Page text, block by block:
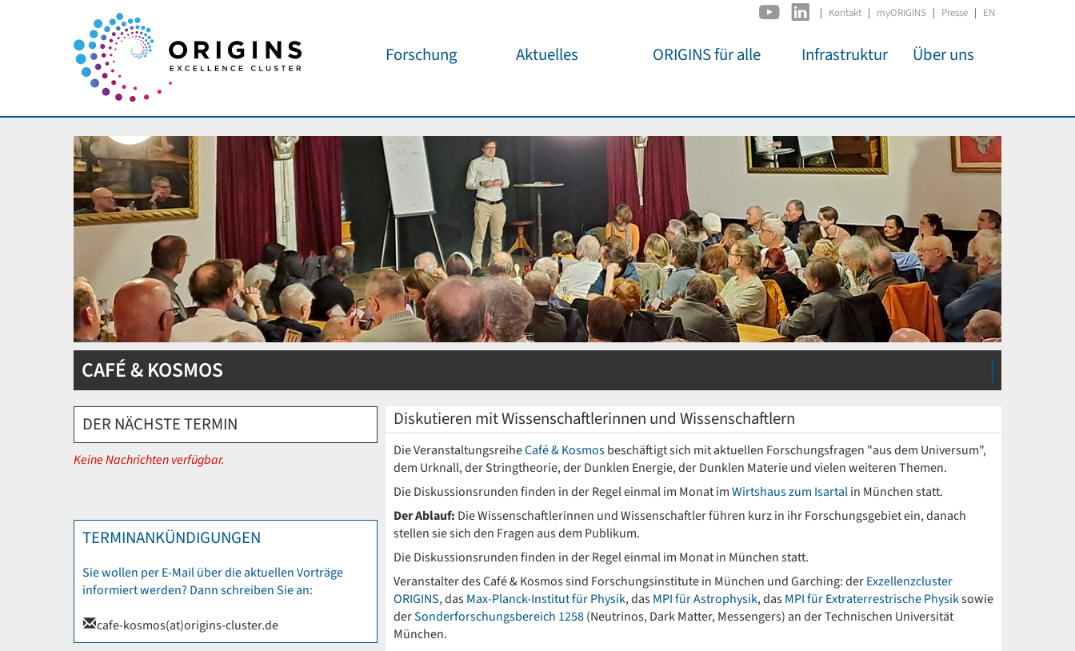
| Kontakt myORIGINS Presse EN
Forschung
Workshop-Support
Seed-Projekte
Forschungspartner
Publikationen
Aktuelles
Events
Wichtige Termine
ORIGINS für alle
Café & Kosmos
Kosmisches Kino
Wissenschaft für
Jedermann
Für Schulen
Vortragspool
Infrastruktur
ODSL / ODC
D-Hub
Über uns
Gremien
Organisation
Mentoring
Stellenangebote
CAFÉ & KOSMOS
DER NÄCHSTE TERMIN
Keine Nachrichten verfügbar.
TERMINANKÜNDIGUNGEN
Sie wollen per E-Mail über die aktuellen Vorträge
informiert werden? Dann schreiben Sie an:
cafe-kosmos(at)origins-cluster.de
Diskutieren mit Wissenschaftlerinnen und Wissenschaftlern
Die VeranstaltungsreiheCafé & Kosmosbeschäftigt sich mit aktuellen Forschungsfragen "aus dem Universum",
dem Urknall, der Stringtheorie, der Dunklen Energie, der Dunklen Materie und vielen weiteren Themen.
Die Diskussionsrunden finden in der Regel einmal im Monat imWirtshaus zum Isartalin München statt.
Der Ablauf: Die Wissenschaftlerinnen und Wissenschaftler führen kurz in ihr Forschungsgebiet ein, danach
stellen sie sich den Fragen aus dem Publikum.
Die Diskussionsrunden finden in der Regel einmal im Monat in München statt.
Veranstalter des Café & Kosmos sind Forschungsinstitute in München und Garching: derExzellenzcluster
ORIGINS, dasMax-Planck-Institut für Physik, dasMPI für Astrophysik, dasMPI für Extraterrestrische Physiksowie
derSonderforschungsbereich 1258(Neutrinos, Dark Matter, Messengers) an der Technischen Universität
München.